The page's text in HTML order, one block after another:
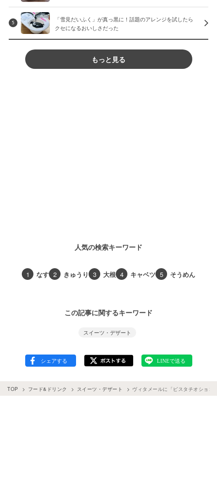
5
「雪見だいふく」が真っ黒に！話題のアレンジを試したら
クセになるおいしさだった
もっと見る
人気の検索キーワード
1 なす 2 きゅうり 3 大根 4 キャベツ 5 そうめん
この記事に関するキーワード
スイーツ・デザート
TOP フード&ドリンク スイーツ・デザート ヴィタメールに「ピスタチオショコ